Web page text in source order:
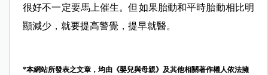
很好不一定要馬上催生。但如果胎動和平時胎動相比明
顯減少，就要提高警覺，提早就醫。
*本網站所發表之文章，均由《嬰兒與母親》及其他相關著作權人依法擁